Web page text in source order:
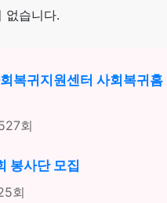
없습니다.
복귀지원센터 사회복귀홈
회
봉사단 모집
회